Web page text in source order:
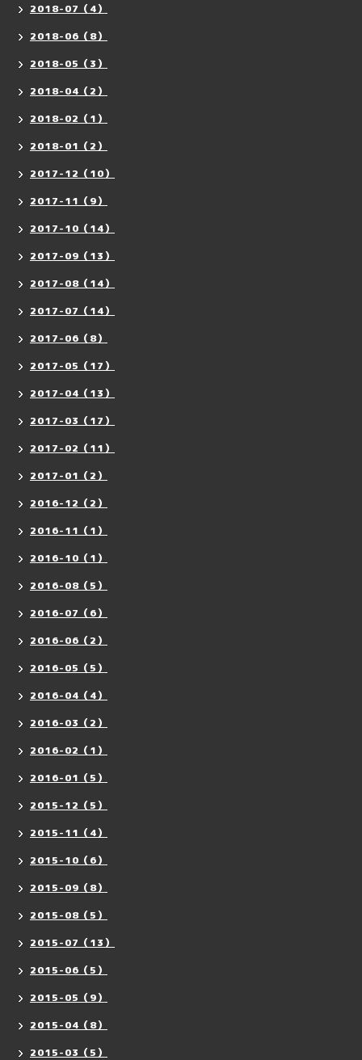
2018-07（4）
2018-06（8）
2018-05（3）
2018-04（2）
2018-02（1）
2018-01（2）
2017-12（10）
2017-11（9）
2017-10（14）
2017-09（13）
2017-08（14）
2017-07（14）
2017-06（8）
2017-05（17）
2017-04（13）
2017-03（17）
2017-02（11）
2017-01（2）
2016-12（2）
2016-11（1）
2016-10（1）
2016-08（5）
2016-07（6）
2016-06（2）
2016-05（5）
2016-04（4）
2016-03（2）
2016-02（1）
2016-01（5）
2015-12（5）
2015-11（4）
2015-10（6）
2015-09（8）
2015-08（5）
2015-07（13）
2015-06（5）
2015-05（9）
2015-04（8）
2015-03（5）